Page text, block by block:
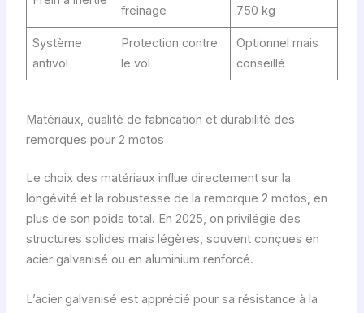
freinage
750 kg
Système
antivol
Protection contre
le vol
Optionnel mais
conseillé
Matériaux, qualité de fabrication et durabilité des
remorques pour 2 motos
Le choix des matériaux influe directement sur la
longévité et la robustesse de la remorque 2 motos, en
plus de son poids total. En 2025, on privilégie des
structures solides mais légères, souvent conçues en
acier galvanisé ou en aluminium renforcé.
L’acier galvanisé est apprécié pour sa résistance à la